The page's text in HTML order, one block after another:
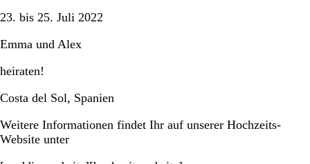
23. bis 25. Juli 2022
Emma und Alex
heiraten!
Costa del Sol, Spanien
Weitere Informationen findet Ihr auf unserer Hochzeits-
Website unter